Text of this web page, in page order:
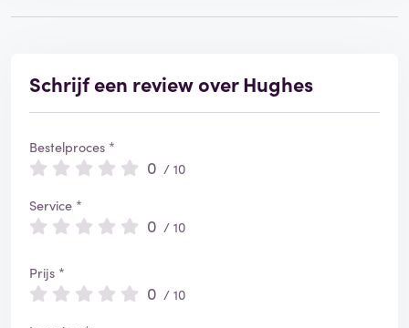
Schrijf een review over Hughes
Bestelproces *
0 / 10
Service *
0 / 10
Prijs *
0 / 10